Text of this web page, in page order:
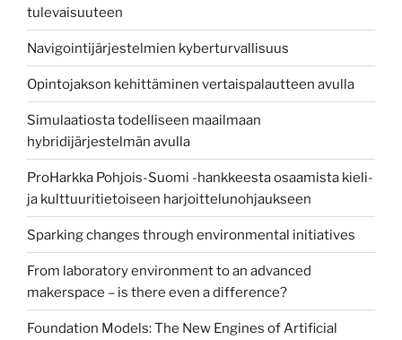
tulevaisuuteen
Navigointijärjestelmien kyberturvallisuus
Opintojakson kehittäminen vertaispalautteen avulla
Simulaatiosta todelliseen maailmaan
hybridijärjestelmän avulla
ProHarkka Pohjois-Suomi -hankkeesta osaamista kieli-
ja kulttuuritietoiseen harjoittelunohjaukseen
Sparking changes through environmental initiatives
From laboratory environment to an advanced
makerspace – is there even a difference?
Foundation Models: The New Engines of Artificial